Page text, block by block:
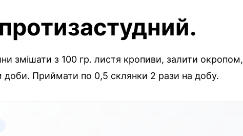
змішати з 100 гр. листя кропиви, залити окропом,
доби. Приймати по 0,5 склянки 2 рази на добу.